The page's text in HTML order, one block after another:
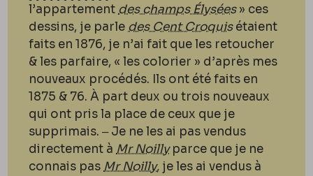
l’appartement des champs Élysées» ces
dessins, je parle des Cent Croquisétaient
faits en 1876, je n’ai fait que les retoucher
& les parfaire, « les colorier » d’après mes
nouveaux procédés. Ils ont été faits en
1875 & 76. À part deux ou trois nouveaux
qui ont pris la place de ceux que je
supprimais. ‒ Je ne les ai pas vendus
directement à Mr Noillyparce que je ne
connais pas Mr Noilly, je les ai vendus à